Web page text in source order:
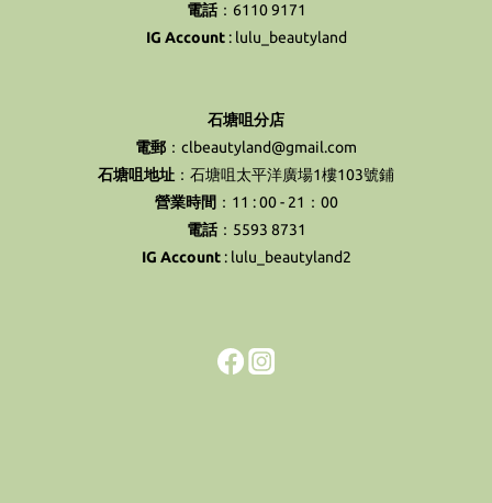
電話：6110 9171
IG Account: lulu_beautyland
石塘咀分店
電郵 ：clbeautyland@gmail.com
石塘咀地址 ：石塘咀太平洋廣場1樓103號鋪
營業時間 ：11 : 00 - 21：00
電話：5593 8731
IG Account: lulu_beautyland2